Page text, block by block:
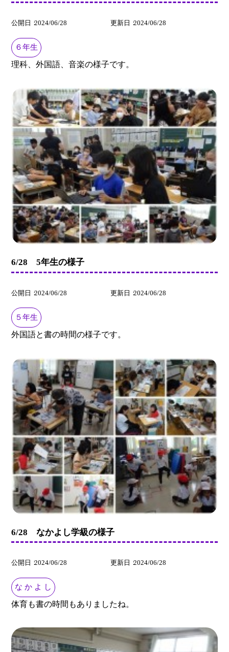
公開日 2024/06/28 更新日 2024/06/28
６年生
理科、外国語、音楽の様子です。
6/28 5年生の様子
公開日 2024/06/28 更新日 2024/06/28
５年生
外国語と書の時間の様子です。
6/28 なかよし学級の様子
公開日 2024/06/28 更新日 2024/06/28
な か よ し
体育も書の時間もありましたね。